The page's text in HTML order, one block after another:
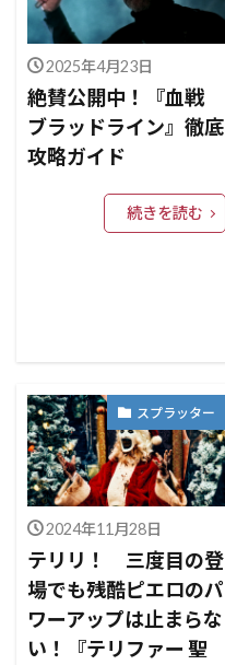
2025年4月23日
絶賛公開中！『血戦
ブラッドライン』徹底
攻略ガイド
続きを読む
スプラッター
2024年11月28日
テリリ！ 三度目の登
場でも残酷ピエロのパ
ワーアップは止まらな
い！『テリファー 聖